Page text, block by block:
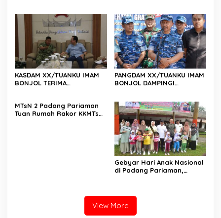
Polri dan Media Demi
Kepentingan Masyarakat
KASDAM XX/TUANKU IMAM
BONJOL TERIMA
GUSMAN, S.E., M.B.A., DI
MAKODAM
PANGDAM XX/TUANKU IMAM
BONJOL DAMPINGI
SJAHRIR
MTsN 2 Padang Pariaman
Tuan Rumah Rakor KKMTs
Gebyar Hari Anak Nasional
di Padang Pariaman,
Layanan PAUD Berkualitas
untuk Semua Anak
View More